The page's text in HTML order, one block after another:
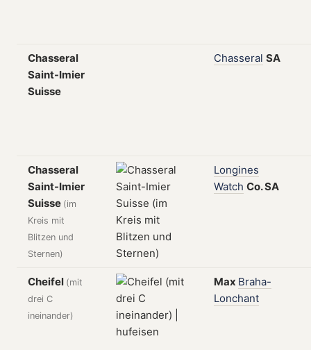
Chasseral
Saint-Imier
Suisse
Chasseral SA
Chasseral
Saint-Imier
Suisse (im
Kreis mit
Blitzen und
Sternen)
Longines
Watch Co.SA
Cheifel (mit
drei C
ineinander)
Max Braha-
Lonchant